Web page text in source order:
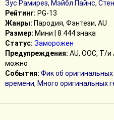
Зус Рамирез, Мэйбл Пайнс,
Рейтинг: PG-13
Жанры: Пародия, Фэнтези, AU
Размер: Мини | 8 444 знака
Статус: Заморожен
Предупреждения: AU, ООС, Т/и
можно
События: Фик об оригинальных
времени, Много оригинальных